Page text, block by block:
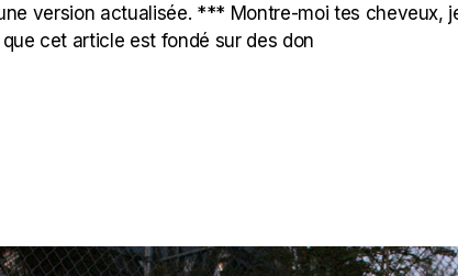
version actualisée. *** Montre-moi tes cheveux,
que cet article est fondé sur des don